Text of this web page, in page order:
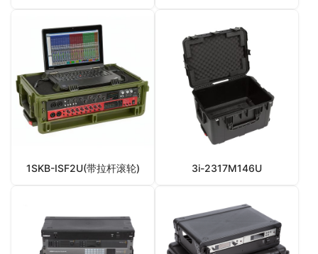
1SKB-ISF2U(带拉杆滚轮) 3i-2317M146U